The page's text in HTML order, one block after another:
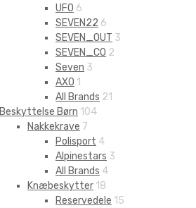
UFO 6
SEVEN22 6
SEVEN_OUT 3
SEVEN_CO 2
Seven 3
AXO 1
All Brands 21
Beskyttelse Børn 104
Nakkekrave 7
Polisport 4
Alpinestars 3
All Brands 4
Knæbeskytter 18
Reservedele 15